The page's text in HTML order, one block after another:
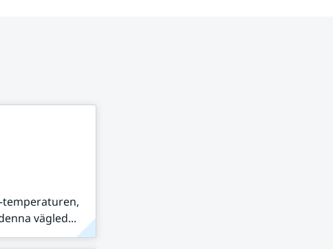
temperaturen,
vägled...